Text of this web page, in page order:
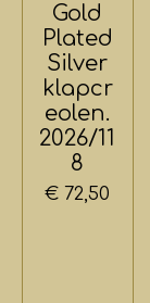
Gold
Plated
Silver
klapcr
eolen.
2026/11
8
€ 72,50